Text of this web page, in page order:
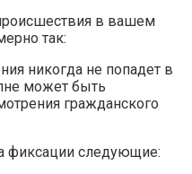
в вашем
так:
никогда не попадет в
может быть
гражданского
фиксации следующие: